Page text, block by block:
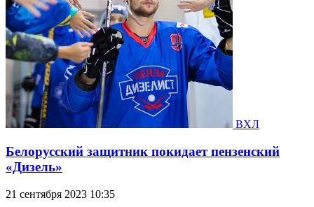
ВХЛ
Белорусский защитник покидает пензенский
«Дизель»
21 сентября 2023 10:35